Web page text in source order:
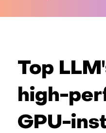
Top
high-
GPU-